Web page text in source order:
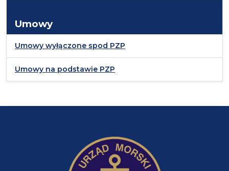
Umowy
Umowy wyłączone spod PZP
Umowy na podstawie PZP